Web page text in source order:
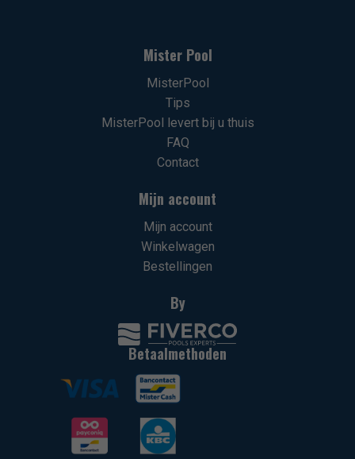
Mister Pool
MisterPool
Tips
MisterPool levert bij u thuis
FAQ
Contact
Mijn account
Mijn account
Winkelwagen
Bestellingen
By
Betaalmethoden